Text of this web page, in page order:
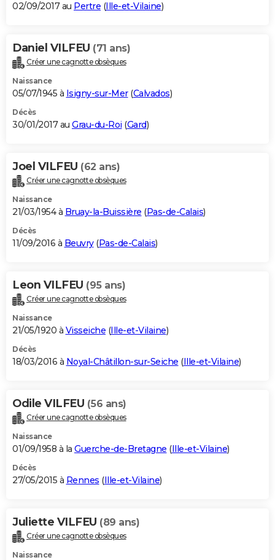
02/09/2017 au Pertre (Ille-et-Vilaine)
Daniel VILFEU (71 ans)
Créer une cagnotte obsèques
Naissance
05/07/1945 à Isigny-sur-Mer(Calvados)
Décès
30/01/2017 au Grau-du-Roi (Gard)
Joel VILFEU (62 ans)
Créer une cagnotte obsèques
Naissance
21/03/1954 à Bruay-la-Buissière (Pas-de-Calais)
Décès
11/09/2016 à Beuvry(Pas-de-Calais)
Leon VILFEU (95 ans)
Créer une cagnotte obsèques
Naissance
21/05/1920 à Visseiche (Ille-et-Vilaine)
Décès
18/03/2016 à Noyal-Châtillon-sur-Seiche (Ille-et-Vilaine)
Odile VILFEU (56 ans)
Créer une cagnotte obsèques
Naissance
01/09/1958 à la Guerche-de-Bretagne (Ille-et-Vilaine)
Décès
27/05/2015 à Rennes (Ille-et-Vilaine)
Juliette VILFEU (89 ans)
Créer une cagnotte obsèques
Naissance